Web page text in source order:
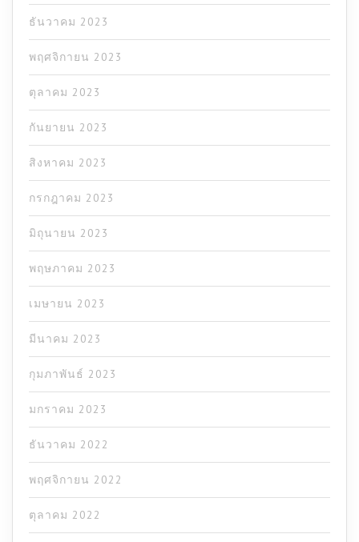
ธันวาคม 2023
พฤศจิกายน 2023
ตุลาคม 2023
กันยายน 2023
สิงหาคม 2023
กรกฎาคม 2023
มิถุนายน 2023
พฤษภาคม 2023
เมษายน 2023
มีนาคม 2023
กุมภาพันธ์ 2023
มกราคม 2023
ธันวาคม 2022
พฤศจิกายน 2022
ตุลาคม 2022